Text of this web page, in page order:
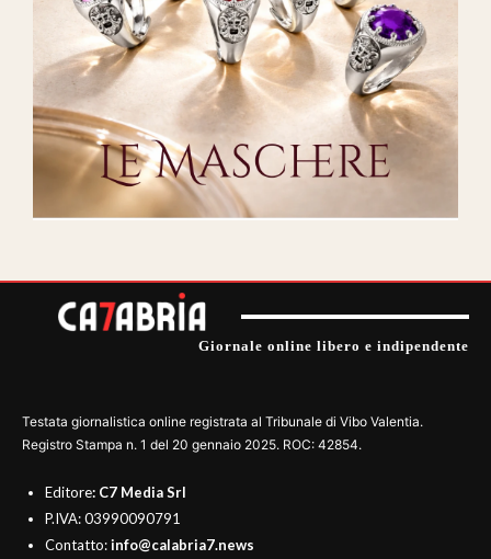
Giornale online libero e indipendente
Testata giornalistica online registrata al Tribunale di Vibo Valentia.
Registro Stampa n. 1 del 20 gennaio 2025. ROC: 42854.
Editore: C7 Media Srl
P.IVA: 03990090791
Contatto:info@calabria7.news